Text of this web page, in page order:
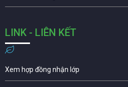
LINK - LIÊN KẾT
Xem hợp đồng nhận lớp